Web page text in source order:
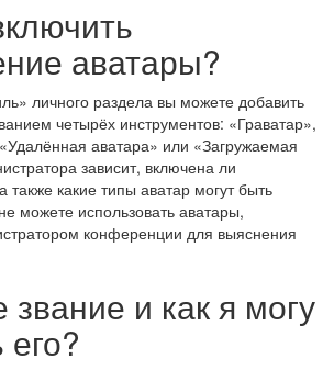
аватары?
личного раздела вы можете добавить
четырёх инструментов: «Граватар»,
аватара» или «Загружаемая
зависит, включена ли
также какие типы аватар могут быть
можете использовать аватары,
конференции для выяснения
звание и как я могу